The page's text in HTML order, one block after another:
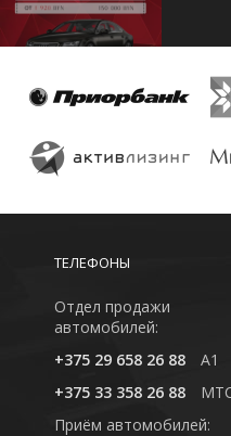
ТЕЛЕФОНЫ
Отдел продажи
автомобилей:
+375 29 658 26 88
A1
+375 33 358 26 88
Приём автомобилей: